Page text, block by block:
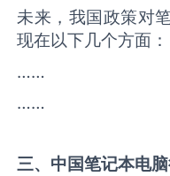
未来，我国政策对
现在以下几个方面：
……
……
三、中国笔记本电脑